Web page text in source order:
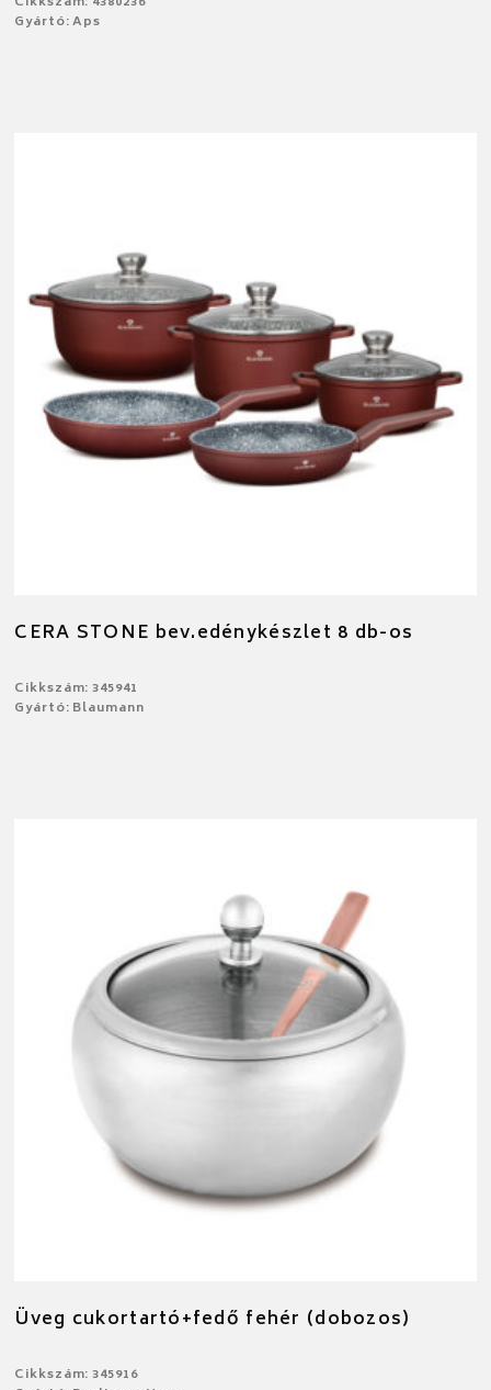
Gyártó: Aps
CERA STONE bev.edénykészlet 8 db-os
Cikkszám: 345941
Gyártó: Blaumann
Üveg cukortartó+fedő fehér (dobozos)
Cikkszám: 345916